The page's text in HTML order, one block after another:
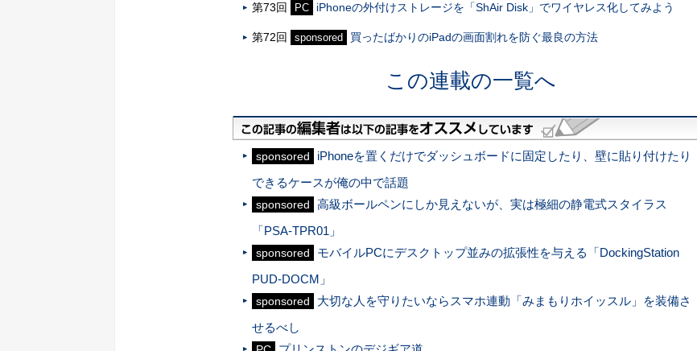
第73回
PC iPhoneの外付けストレージを「ShAir Disk」でワイヤレス化してみよう
第72回 sponsored 買ったばかりのiPadの画面割れを防ぐ最良の方法
この連載の一覧へ
sponsored
iPhoneを置くだけでダッシュボードに固定したり、壁に貼り付けたり
できるケースが俺の中で話題
sponsored
高級ボールペンにしか見えないが、実は極細の静電式スタイラス
「PSA-TPR01」
sponsored
モバイルPCにデスクトップ並みの拡張性を与える「DockingStation
PUD-DOCM」
sponsored
大切な人を守りたいならスマホ連動「みまもりホイッスル」を装備さ
せるべし